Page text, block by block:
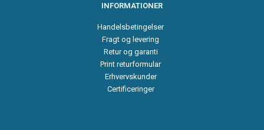
INFORMATIONER
Handelsbetingelser
Fragt og levering
Retur og garanti
Print returformular
Erhvervskunder
Certificeringer